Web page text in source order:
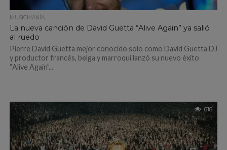
MUSICMANÍA
La nueva canción de David Guetta “Alive Again” ya salió
al ruedo
Pierre David Guetta mejor conocido solo como David Guetta DJ
y productor francés, belga y marroquí lanzó su nuevo éxito
“Alive Again”...
618